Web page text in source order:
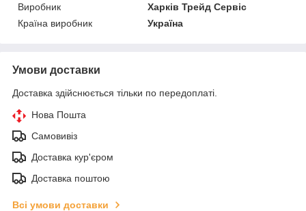
Виробник
Харків Трейд Сервіс
Країна виробник
Україна
Умови доставки
Доставка здійснюється тільки по передоплаті.
Нова Пошта
Самовивіз
Доставка кур'єром
Доставка поштою
Всі умови доставки